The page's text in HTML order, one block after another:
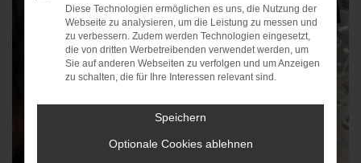
Diese Technologien ermöglichen es uns, die Nutzung der
Webseite zu analysieren, um die Leistung zu messen und
zu verbessern. Zudem werden Technologien eingesetzt,
die von dritten Werbetreibenden verwendet werden, um
Sie auf anderen Webseiten zu verfolgen und um Anzeigen
zu schalten, die für Ihre Interessen relevant sind.
Speichern
Optionale Cookies ablehnen